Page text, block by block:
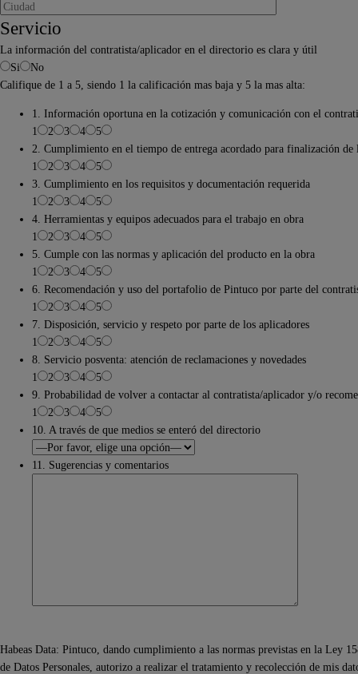
Servicio
La información del contratista/aplicador en el directorio es clara y útil
Si
No
Califique de 1 a 5, siendo 1 la calificación mas baja y 5 la mas alta:
1. Información oportuna en la cotización y comunicación con el
1
2 3 4
5
2. Cumplimiento en el tiempo de entrega acordado para finalización de
1
2 3 4
5
3. Cumplimiento en los requisitos y documentación requerida
1
2 3 4
5
4. Herramientas y equipos adecuados para el trabajo en obra
1
2 3 4
5
5. Cumple con las normas y aplicación del producto en la obra
1
2 3 4
5
6. Recomendación y uso del portafolio de Pintuco por parte del
1
2 3 4
5
7. Disposición, servicio y respeto por parte de los aplicadores
1
2 3 4
5
8. Servicio posventa: atención de reclamaciones y novedades
1
2 3 4
5
9. Probabilidad de volver a contactar al contratista/aplicador y/o
1
2 3 4
5
10. A través de que medios se enteró del directorio
11. Sugerencias y comentarios
Habeas Data: Pintuco, dando cumplimiento a las normas previstas en la Ley
de Datos Personales, autorizo a realizar el tratamiento y recolección de mis